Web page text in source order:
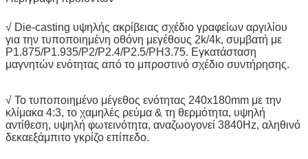
√ Die-casting υψηλής ακρίβειας σχέδιο γραφείων αργιλίου
για την τυποποιημένη οθόνη μεγέθους 2k/4k, συμβατή με
P1.875/P1.935/P2/P2.4/P2.5/PH3.75. Εγκατάσταση
μαγνητών ενότητας από το μπροστινό σχέδιο συντήρησης.
√ Το τυποποιημένο μέγεθος ενότητας 240x180mm με την
κλίμακα 4:3, το χαμηλές ρεύμα & τη θερμότητα, υψηλή
αντίθεση, υψηλή φωτεινότητα, αναζωογονεί 3840Hz, αληθινό
δεκαεξάμπιτο γκρίζο επίπεδο.